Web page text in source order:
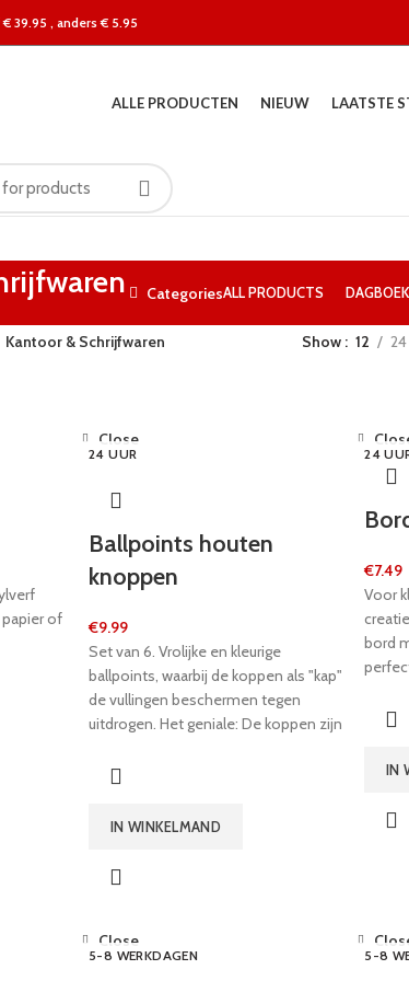
39.95 , anders € 5.95
ALLE PRODUCTEN NIEUW LAATSTE
CategoriesALL PRODUCTS
Kantoor & Schrijfwaren Show 12 24
of
24 UUR
Close
Ballpoints houten
knoppen
€9.99
Set van 6. Vrolijke en kleurige
ballpoints, waarbij de koppen als "kap"
de vullingen beschermen tegen
uitdrogen. Het geniale: De koppen zijn
zin krijgt om te schrijven, dan worden
stiften gestoken!
IN WINKELMAND
24
€7.49
Voor
bord
IN
5-8 WERKDAGEN
Close
5-8